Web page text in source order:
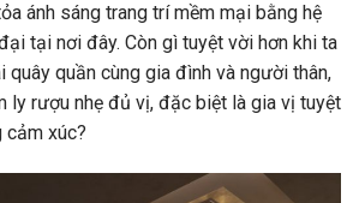
ánh sáng trang trí mềm mại bằng hệ
tại nơi đây. Còn gì tuyệt vời hơn khi ta
quần cùng gia đình và người thân,
ly rượu nhẹ đủ vị, đặc biệt là gia vị tuyệt
cảm xúc?